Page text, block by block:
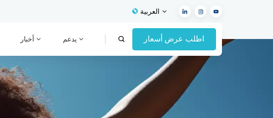
العربية
English
Español
أخبار يدعم اطلب عرض أسعار